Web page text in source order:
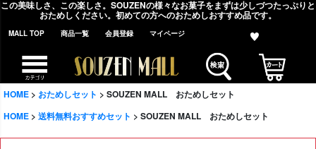
この美味しさ、この楽しさ。SOUZENの様々なお菓子をまずは少しづつたっぷりと
おためしください。初めての方へのおためしおすすめ品です。
MALL TOP 商品一覧 会員登録 マイページ
HOME おためしセット
SOUZEN MALL おためしセット
HOME
送料無料おすすめセット SOUZEN MALL おためしセット